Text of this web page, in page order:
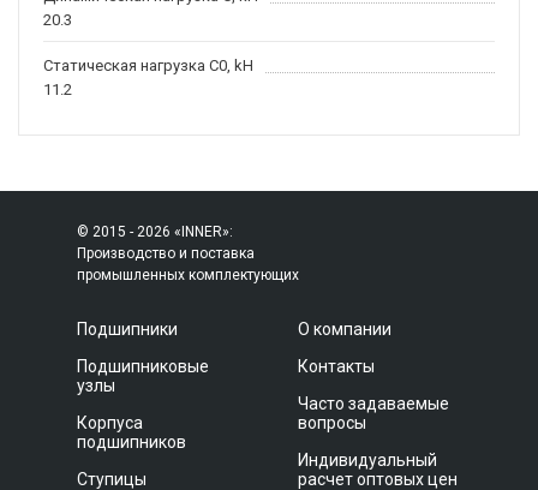
20.3
Статическая нагрузка C0, kH
11.2
© 2015 - 2026 «INNER»:
Производство и поставка
промышленных комплектующих
Подшипники
Подшипниковые
узлы
Корпуса
подшипников
Ступицы
О компании
Контакты
Часто задаваемые
вопросы
Индивидуальный
расчет оптовых цен